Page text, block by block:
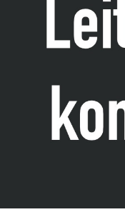
Cardiac
Patient
CANCARE